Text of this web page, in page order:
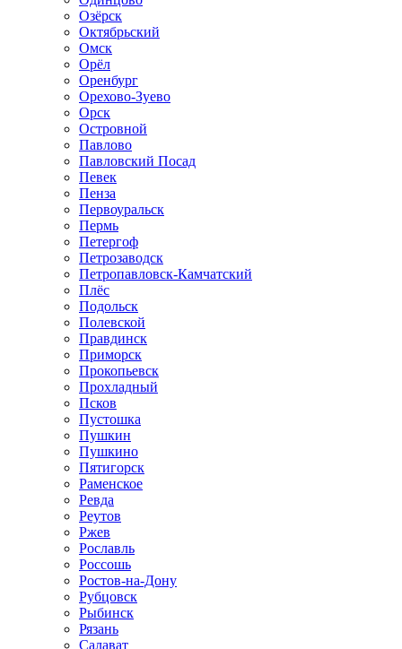
Озёрск
Октябрьский
Омск
Орёл
Оренбург
Орехово-Зуево
Орск
Островной
Павлово
Павловский Посад
Певек
Пенза
Первоуральск
Пермь
Петергоф
Петрозаводск
Петропавловск-Камчатский
Плёс
Подольск
Полевской
Правдинск
Приморск
Прокопьевск
Прохладный
Псков
Пустошка
Пушкин
Пушкино
Пятигорск
Раменское
Ревда
Реутов
Ржев
Рославль
Россошь
Ростов-на-Дону
Рубцовск
Рыбинск
Рязань
Салават